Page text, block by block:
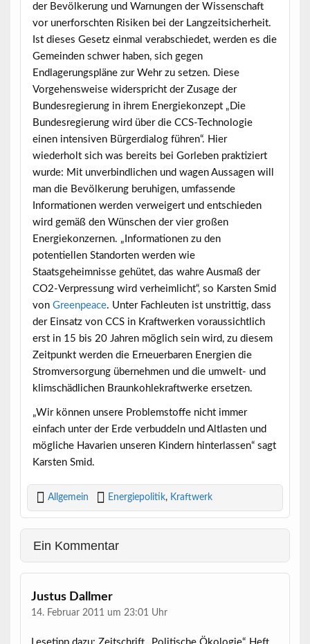
der Bevölkerung und Warnungen der Wissenschaft
vor unerforschten Risiken bei der Langzeitsicherheit.
Ist dieses Gesetz einmal verabschiedet, werden es die
Gemeinden schwer haben, sich gegen
Endlagerungspläne zur Wehr zu setzen. Diese
Vorgehensweise widerspricht der Zusage der
Bundesregierung in ihrem Energiekonzept „Die
Bundesregierung wird über die CCS-Technologie
einen intensiven Bürgerdialog führen“. Hier
wiederholt sich was bereits bei Gorleben praktiziert
wurde: Mit unverbindlichen und wagen Aussagen will
man die Bevölkerung beruhigen, umfassende
Informationen werden verweigert und entschieden
wird gemäß den Wünschen der vier großen
Energiekonzernen. „Informationen zu den
potentiellen Standorten werden wie
Staatsgeheimnisse gehütet, das wahre Ausmaß der
CO2-Verpressung wird verheimlicht“, so Karsten Smid
von Greenpeace. Unter Fachleuten ist unstrittig, dass
der Einsatz von CCS in Kraftwerken voraussichtlich
erst in 15 bis 20 Jahren möglich sein wird, zu diesem
Zeitpunkt werden die Erneuerbaren Energien die
Stromversorgung übernehmen und die umwelt- und
klimschädlichen Braunkohlekraftwerke ersetzen.
„Wir können unsere Problemstoffe nicht immer
einfach unter der Erde verbuddeln und Altlasten und
mögliche Havarien unseren Kindern hinterlassen“ sagt
Karsten Smid.
Allgemein Energiepolitik, Kraftwerk
Ein Kommentar
Justus Dallmer
14. Februar 2011 um 23:01 Uhr